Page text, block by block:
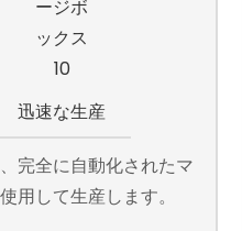
迅速な生産
完全に自動化されたマ
用して生産します。